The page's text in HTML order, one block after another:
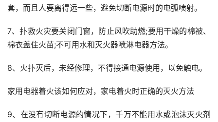
套，而且人要离得远一些，避免切断电源时的电弧喷射。
7、扑救火灾要关闭门窗，防止风吹助燃;要用干燥的棉被、
棉衣盖住火苗;不可用水和灭火器喷淋电器方法。
8、火扑灭后，未经修理，不得接通电源使用，以免触电。
家用电器着火该如何应对，家电着火时正确的灭火方法
9、在没有切断电源的情况下，千万不能用水或泡沫灭火剂